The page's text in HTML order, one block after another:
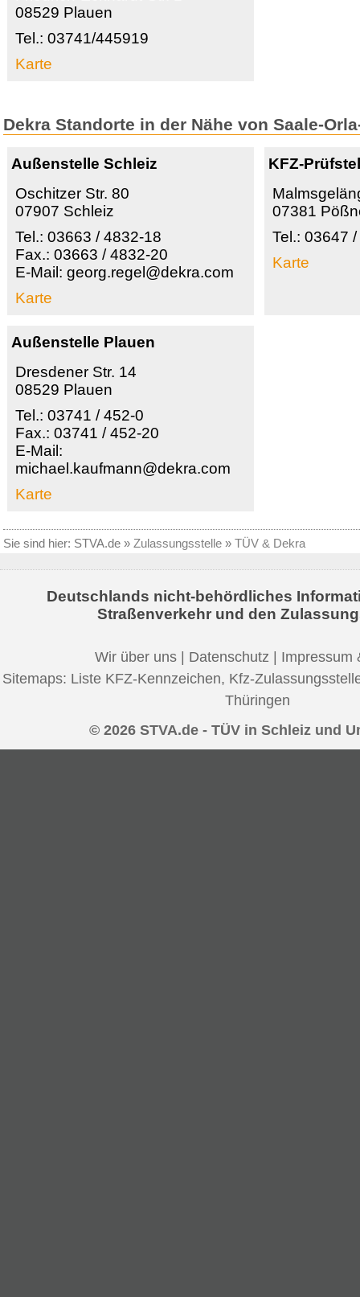
08529 Plauen
Tel.: 03741/445919
Karte
Dekra Standorte in der Nähe von Saale-
Außenstelle Schleiz
Oschitzer Str. 80
07907 Schleiz
Tel.: 03663 / 4832-18
Fax.: 03663 / 4832-20
E-Mail: georg.regel@dekra.com
Karte
KFZ-
07381
Tel.: 03647
Karte
Außenstelle Plauen
Dresdener Str. 14
08529 Plauen
Tel.: 03741 / 452-0
Fax.: 03741 / 452-20
E-Mail:
michael.kaufmann@dekra.com
Karte
Sie sind hier: STVA.de » Zulassungsstelle » TÜV & Dekra
Deutschlands nicht-behördliches
Straßenverkehr und den
Wir über uns Datenschutz
Impressum
Sitemaps: Liste KFZ-Kennzeichen, Kfz-
Thüringen
© 2026 STVA.de - TÜV in Schleiz und